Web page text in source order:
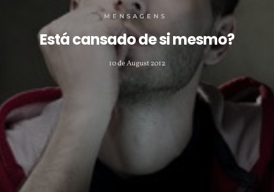
MENSAGENS
Está cansado de si mesmo?
10 de August 2012